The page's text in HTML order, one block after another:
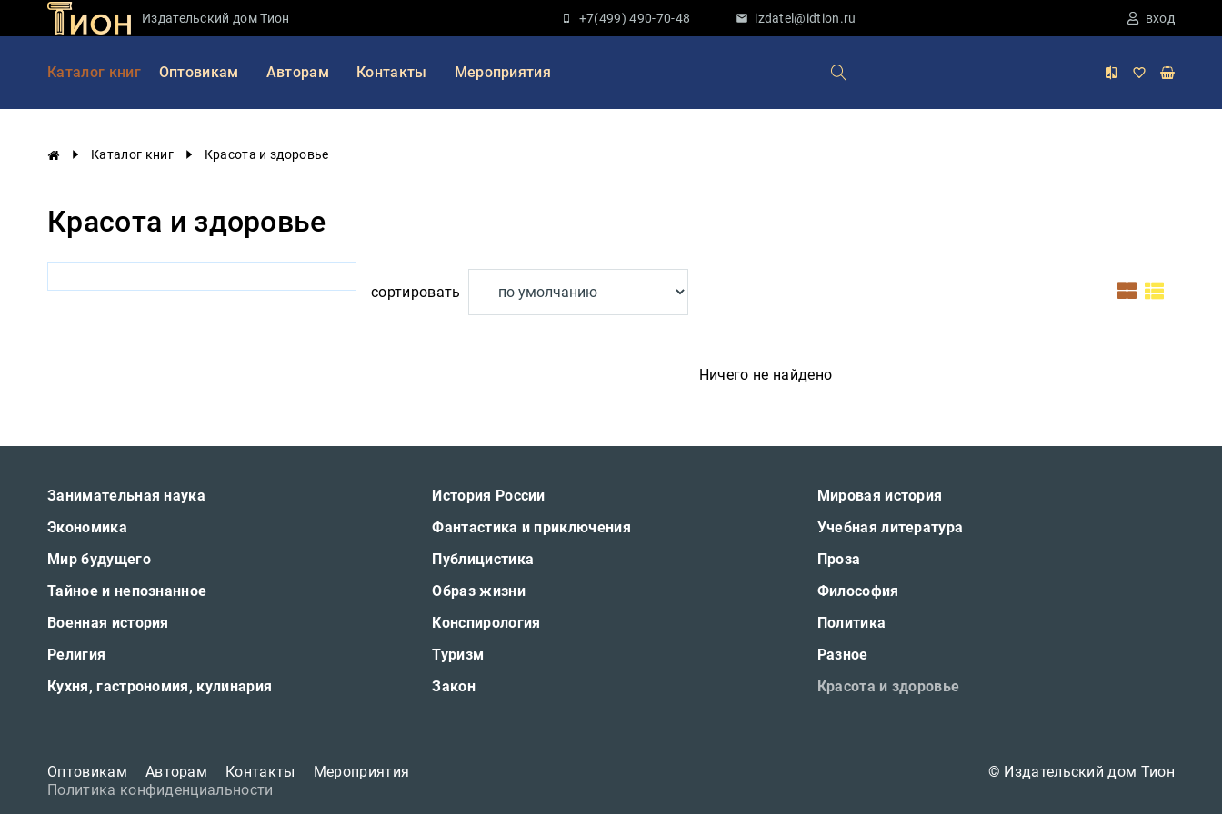
Издательский дом Тион +7(499) 490-70-48 izdatel@idtion.ru вход
Каталог книг Оптовикам Авторам Контакты Мероприятия
Каталог книг Красота и здоровье
Красота и здоровье
сортировать
Ничего не найдено
Занимательная наука История России
Мировая история
Экономика
Фантастика и приключения
Учебная литература
Мир будущего
Публицистика
Проза
Тайное и непознанное
Образ жизни
Философия
Военная история
Конспирология
Политика
Религия
Туризм
Разное
Кухня, гастрономия, кулинария
Закон Красота и здоровье
Оптовикам Авторам Контакты Мероприятия
© Издательский дом Тион
Политика конфиденциальности
Занимательная
наука
История
Экономика
приключения
Тайное и
непознанное
Образ
жизни
история
Конспирология
Политика
Религия
Туризм